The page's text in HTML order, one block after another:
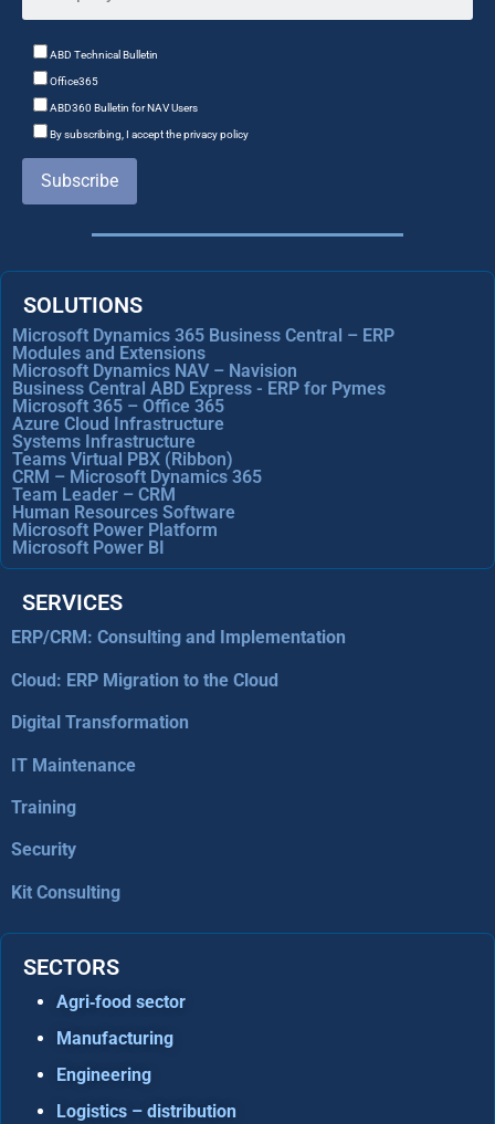
ABD Technical Bulletin
Office365
ABD360 Bulletin for NAV Users
By subscribing, I accept the privacy policy
Subscribe
SOLUTIONS
Microsoft Dynamics 365 Business Central – ERP
Modules and Extensions
Microsoft Dynamics NAV – Navision
Business Central ABD Express - ERP for Pymes
Microsoft 365 – Office 365
Azure Cloud Infrastructure
Systems Infrastructure
Teams Virtual PBX (Ribbon)
CRM – Microsoft Dynamics 365
Team Leader – CRM
Human Resources Software
Microsoft Power Platform
Microsoft Power BI
SERVICES
ERP/CRM: Consulting and Implementation
Cloud: ERP Migration to the Cloud
Digital Transformation
IT Maintenance
Training
Security
Kit Consulting
SECTORS
Agri‑food sector
Manufacturing
Engineering
Logistics – distribution